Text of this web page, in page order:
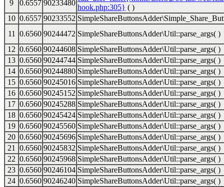
9
0.6557 90233480
hook.php:305} ( )
10 0.6557 90233552
11
0.6560 90244472 SimpleShareButtonsAdder\Util::parse_args( )
12 0.6560 90244608 SimpleShareButtonsAdder\Util::parse_args( )
13 0.6560 90244744 SimpleShareButtonsAdder\Util::parse_args( )
14 0.6560 90244880 SimpleShareButtonsAdder\Util::parse_args( )
15 0.6560 90245016 SimpleShareButtonsAdder\Util::parse_args( )
16 0.6560 90245152 SimpleShareButtonsAdder\Util::parse_args( )
17 0.6560 90245288 SimpleShareButtonsAdder\Util::parse_args( )
18 0.6560 90245424 SimpleShareButtonsAdder\Util::parse_args( )
19 0.6560 90245560 SimpleShareButtonsAdder\Util::parse_args( )
20 0.6560 90245696 SimpleShareButtonsAdder\Util::parse_args( )
21
0.6560 90245832 SimpleShareButtonsAdder\Util::parse_args( )
22 0.6560 90245968 SimpleShareButtonsAdder\Util::parse_args( )
23 0.6560 90246104 SimpleShareButtonsAdder\Util::parse_args( )
24 0.6560 90246240 SimpleShareButtonsAdder\Util::parse_args( )